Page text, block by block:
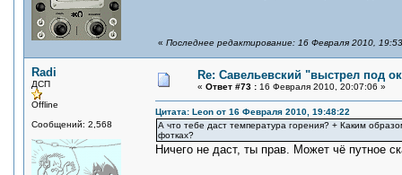
« Последнее редактирование: 16 Февраля 2010,
Radi
ДСП
Offline
Сообщений: 2,568
Re: Савельевский "выстрел под
« Ответ #73 : 16 Февраля 2010, 20:07:06 »
Цитата: Leon от 16 Февраля 2010, 19:48:22
А что тебе даст температура горения? + Каким
фотках?
Ничего не даст, ты прав. Может чё путное